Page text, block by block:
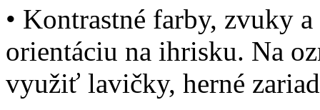
• Kontrastné farby, zvuky
orientáciu na ihrisku. Na
využiť lavičky, herné